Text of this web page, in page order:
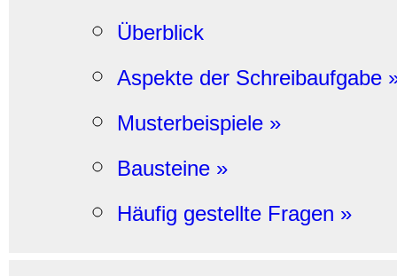
Überblick
Aspekte der Schreibaufgabe
Musterbeispiele »
Bausteine »
Häufig gestellte Fragen »